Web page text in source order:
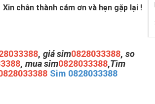
Xin chân thành cám ơn và hẹn gặp lại !
,giá sim0828033388,so
,mua sim0828033388,Tìm
Sim 0828033388